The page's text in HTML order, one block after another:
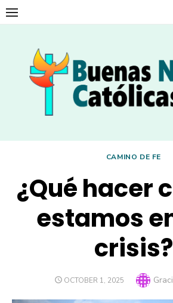
Skip
to
CAMINO DE FE
¿Qué hacer
estamos
crisis?
POSTED
OCTOBER 1, 2025